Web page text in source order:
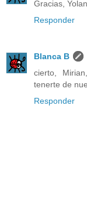
Gracias,
Responder
Blanca B
cierto,
tenerte de
Responder